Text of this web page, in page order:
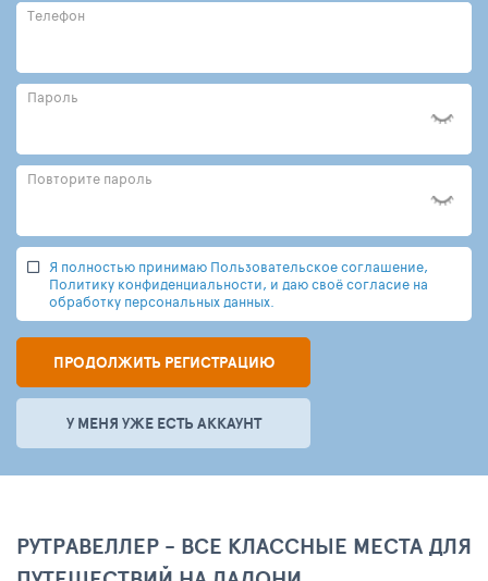
Телефон
Пароль
Повторите пароль
Я полностью принимаю Пользовательское соглашение,
Политику конфиденциальности, и даю своё согласие на
обработку персональных данных.
ПРОДОЛЖИТЬ РЕГИСТРАЦИЮ
У МЕНЯ УЖЕ ЕСТЬ АККАУНТ
РУТРАВЕЛЛЕР - ВСЕ КЛАССНЫЕ МЕСТА ДЛЯ